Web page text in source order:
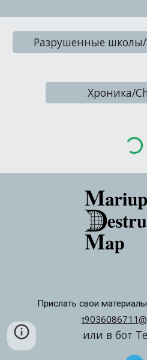
Разрушенные школы/
Хроника/
Прислать свои
или в бот